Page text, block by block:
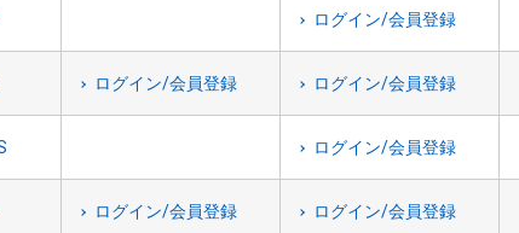
ログイン/会員登録
ログイン/会員登録 ログイン/会員登録
ログイン/会員登録
ログイン/会員登録 ログイン/会員登録